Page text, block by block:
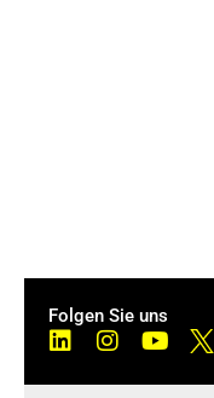
Folgen Sie uns